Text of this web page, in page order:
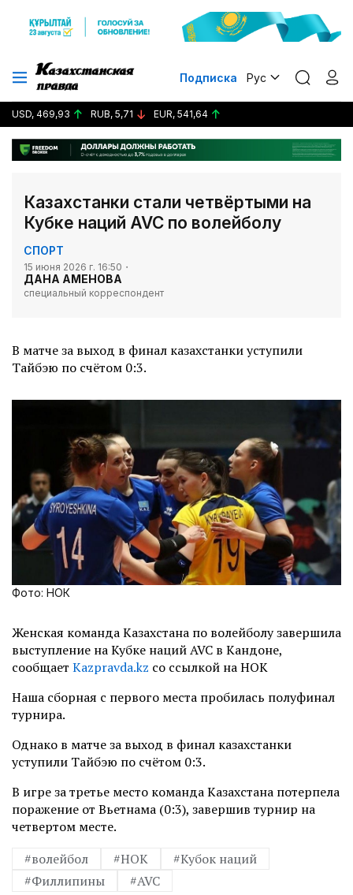
Подписка Рус
USD, 469,93 RUB, 5,71 EUR, 541,64
Казахстанки стали четвёртыми на
Кубке наций AVC по волейболу
СПОРТ
15 июня 2026 г. 16:50
ДАНА АМЕНОВА
специальный корреспондент
В матче за выход в финал казахстанки уступили
Тайбэю по счётом 0:3.
Фото: НОК
Женская команда Казахстана по волейболу завершила
выступление на Кубке наций AVC в Кандоне,
сообщает Kazpravda.kz со ссылкой на НОК
Наша сборная с первого места пробилась полуфинал
турнира.
Однако в матче за выход в финал казахстанки
уступили Тайбэю по счётом 0:3.
В игре за третье место команда Казахстана потерпела
поражение от Вьетнама (0:3), завершив турнир на
четвертом месте.
#волейбол
#НОК
#Кубок наций
#Филлипины
#AVC